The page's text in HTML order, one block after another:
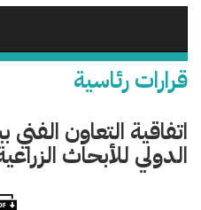
قرارات رئاسية
اتفاقية التعاون
الدولي للأبحاث